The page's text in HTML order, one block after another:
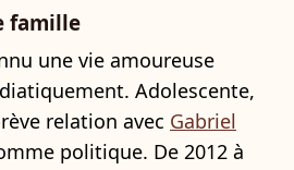
famille
une vie amoureuse
Adolescente,
relation avec Gabriel
politique. De 2012 à